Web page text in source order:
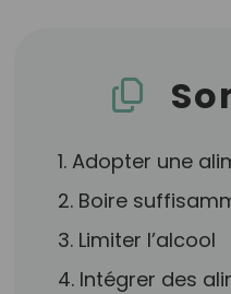
1. Adopter une
2. Boire
3. Limiter l’alcool
4. Intégrer des